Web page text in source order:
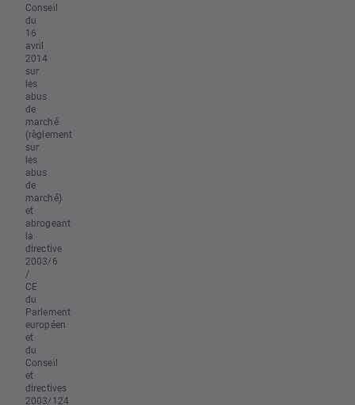
Conseil
du
16
avril
2014
sur
les
abus
de
marché
(règlement
sur
les
abus
de
marché)
et
abrogeant
la
directive
2003/6
/
CE
du
Parlement
européen
et
du
Conseil
et
directives
2003/124